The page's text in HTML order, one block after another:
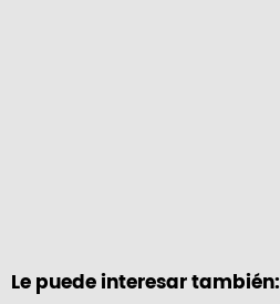
Le puede interesar también: